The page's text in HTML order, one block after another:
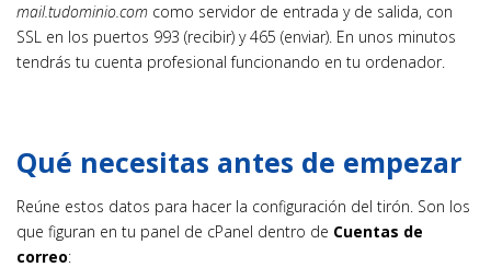
mail.tudominio.com como servidor de entrada y de salida, con
SSL en los puertos 993 (recibir) y 465 (enviar). En unos minutos
tendrás tu cuenta profesional funcionando en tu ordenador.
Qué necesitas antes de empezar
Reúne estos datos para hacer la configuración del tirón. Son los
que figuran en tu panel de cPanel dentro de Cuentas de
correo: